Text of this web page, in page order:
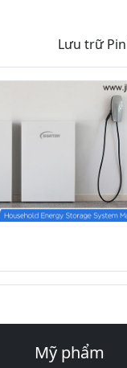
Lưu trữ
Mỹ phẩm